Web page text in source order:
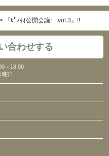
> 『ﾋﾟﾉｷｵ公開会議! vol.3』!!
合わせする
～18:00
曜日